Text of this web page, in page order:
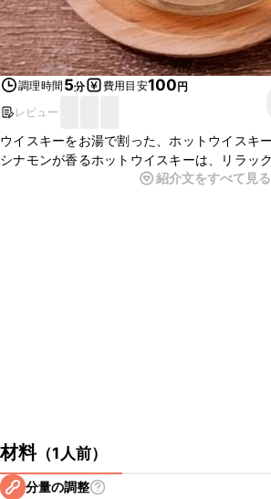
調理時間 5分 費用目安100円
レビュー
ウイスキーをお湯で割った、ホットウイスキ
シナモンが香るホットウイスキーは、リラッ
ぴったりです。ウイスキーが苦手な人は、シ
紹介文をすべて見る
材料（1人前）
分量の調整